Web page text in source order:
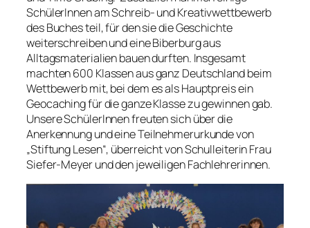
SchülerInnen am Schreib- und Kreativwettbewerb
des Buches teil, für den sie die Geschichte
weiterschreiben und eine Biberburg aus
Alltagsmaterialien bauen durften. Insgesamt
machten 600 Klassen aus ganz Deutschland beim
Wettbewerb mit, bei dem es als Hauptpreis ein
Geocaching für die ganze Klasse zu gewinnen gab.
Unsere SchülerInnen freuten sich über die
Anerkennung und eine Teilnehmerurkunde von
„Stiftung Lesen“, überreicht von Schulleiterin Frau
Siefer-Meyer und den jeweiligen Fachlehrerinnen.